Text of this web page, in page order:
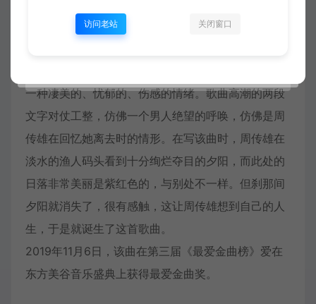
性也很强，这让作品能够深入人心成为独有的标签贴
一种凄美的、忧郁的、伤感的情绪。歌曲高潮的两段
文字对仗工整，仿佛一个男人绝望的呼唤，仿佛是周
传雄在回忆她离去时的情形。在写该曲时，周传雄在
淡水的渔人码头看到十分绚烂夺目的夕阳，而此处的
日落非常美丽是紫红色的，与别处不一样。但刹那间
夕阳就消失了，很有感触，这让周传雄想到自己的人
生，于是就诞生了这首歌曲。
2019年11月6日，该曲在第三届《最爱金曲榜》爱在
东方美谷音乐盛典上获得最爱金曲奖。
访问老站 关闭窗口